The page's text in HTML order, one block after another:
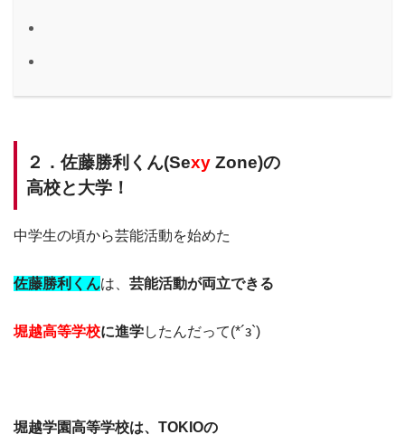
２．佐藤勝利くん(Sexy Zone)の
高校と大学！
中学生の頃から芸能活動を始めた
佐藤勝利くんは、 芸能活動が両立できる
堀越高等学校に進学したんだって(*´з`)
堀越学園高等学校は、TOKIOの